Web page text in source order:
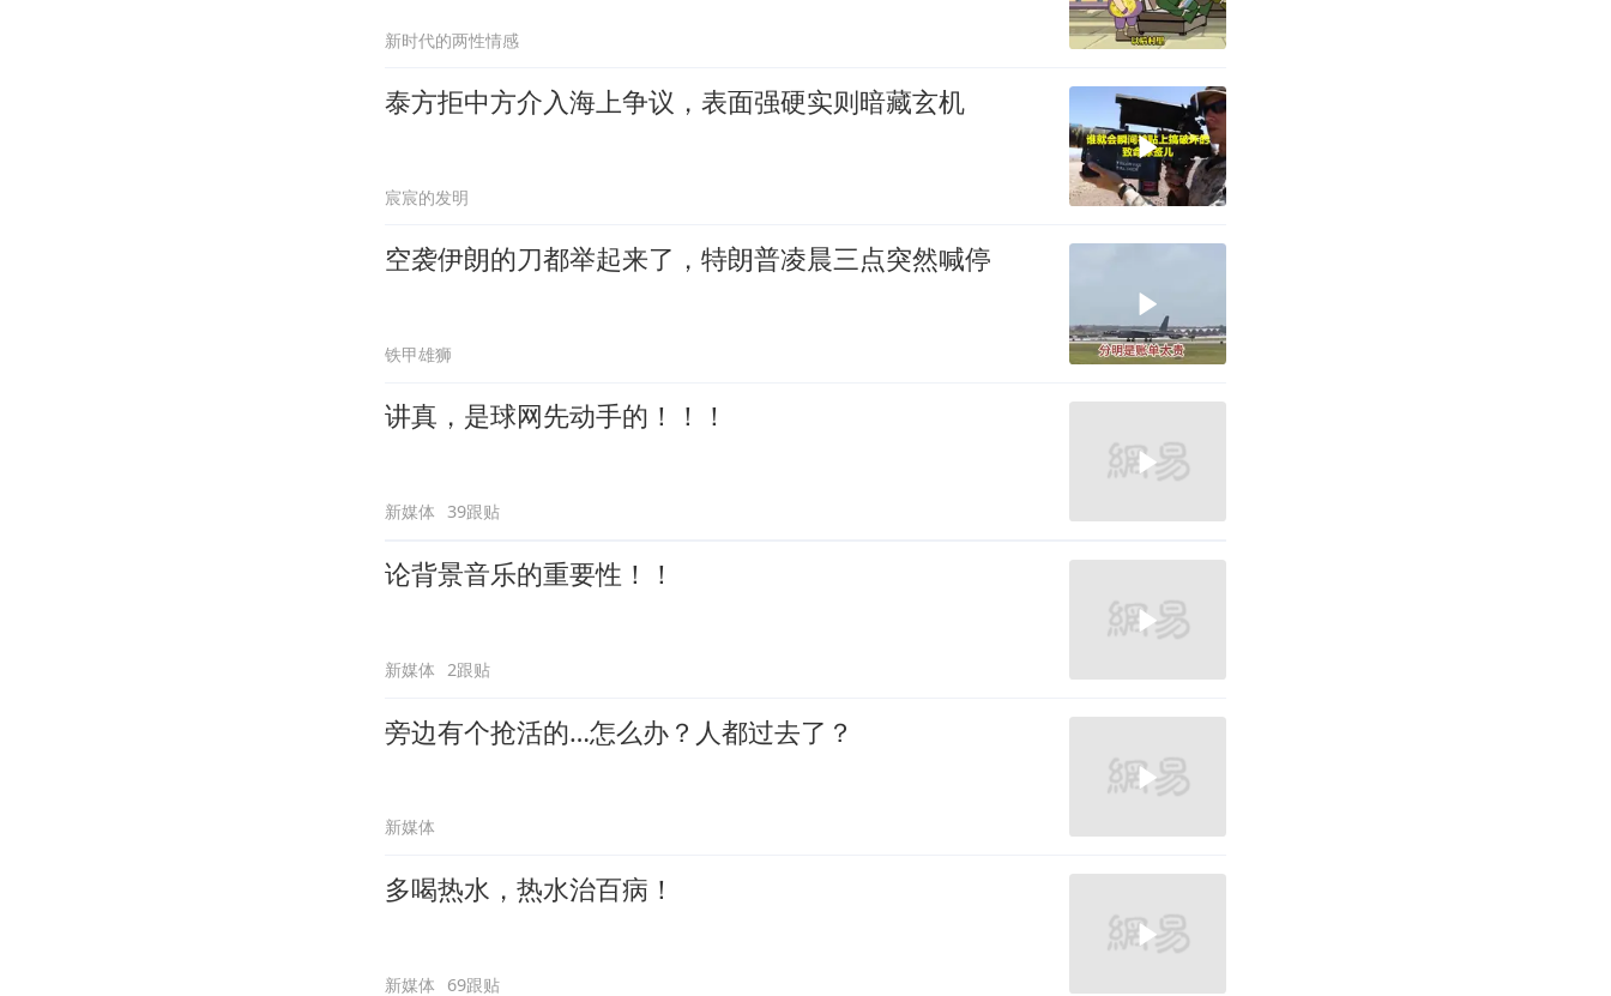
新时代的两性情感
泰方拒中方介入海上争议，表面强硬实则暗藏玄机
宸宸的发明
空袭伊朗的刀都举起来了，特朗普凌晨三点突然喊停
铁甲雄狮
讲真，是球网先动手的！！！
新媒体 39跟贴
论背景音乐的重要性！！
新媒体 2跟贴
旁边有个抢活的…怎么办？人都过去了？
新媒体
多喝热水，热水治百病！
新媒体 69跟贴